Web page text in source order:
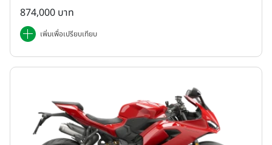
874,000 บาท
เพิ่มเพื่อเปรียบเทียบ